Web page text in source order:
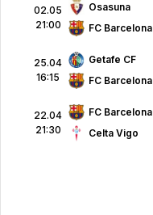
02.05
21:00
Osasuna
FC Barcelona
25.04
16:15
Getafe CF
FC Barcelona
22.04
21:30
FC Barcelona
Celta Vigo